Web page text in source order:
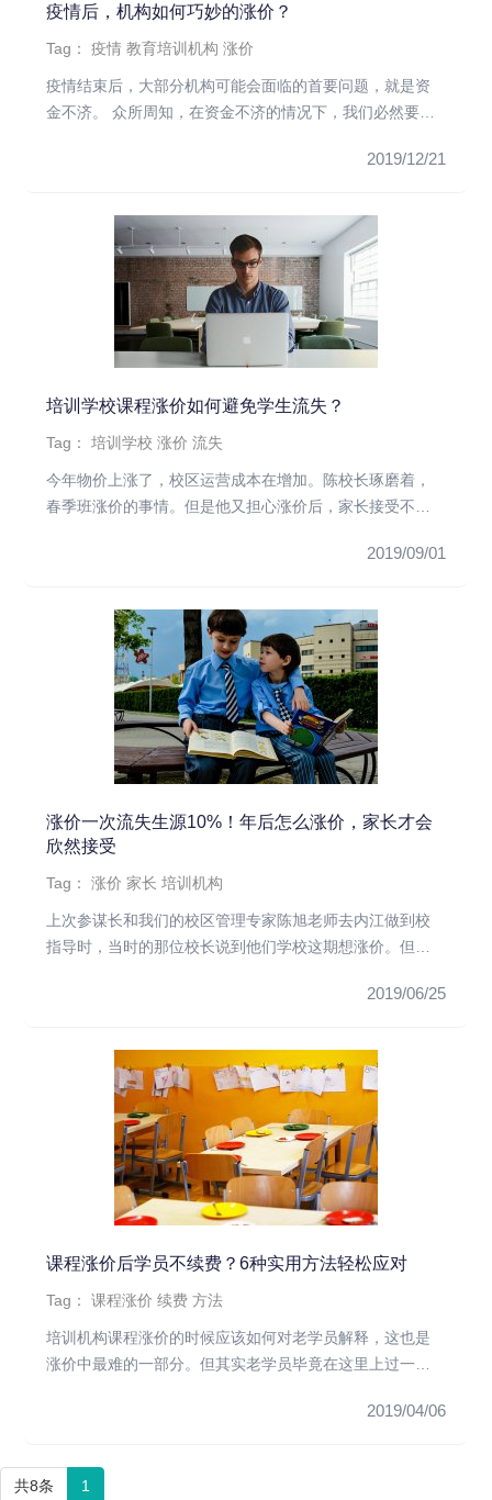
疫情后，机构如何巧妙的涨价？
Tag：疫情 教育培训机构 涨价
疫情结束后，大部分机构可能会面临的首要问题，就是资
金不济。 众所周知，在资金不济的情况下，我们必然要做
2019/12/21
培训学校课程涨价如何避免学生流失？
Tag：培训学校 涨价 流失
今年物价上涨了，校区运营成本在增加。陈校长琢磨着，
春季班涨价的事情。但是他又担心涨价后，家长接受不
2019/09/01
涨价一次流失生源10%！年后怎么涨价，家长才会
欣然接受
Tag：涨价 家长 培训机构
上次参谋长和我们的校区管理专家陈旭老师去内江做到校
指导时，当时的那位校长说到他们学校这期想涨价。但其
2019/06/25
课程涨价后学员不续费？6种实用方法轻松应对
Tag：课程涨价 续费 方法
培训机构课程涨价的时候应该如何对老学员解释，这也是
涨价中最难的一部分。但其实老学员毕竟在这里上过一段
2019/04/06
共8条 1